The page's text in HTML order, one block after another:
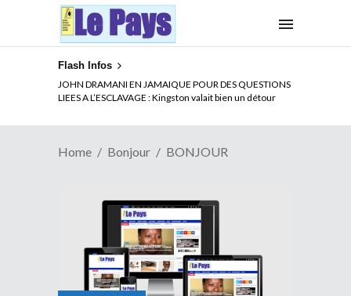
Flash Infos
JOHN DRAMANI EN JAMAIQUE POUR DES QUESTIONS
LIEES A L’ESCLAVAGE : Kingston valait bien un détour
Home Bonjour BONJOUR